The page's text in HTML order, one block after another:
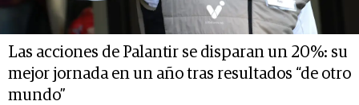
Las acciones de Palantir se disparan un 20%: su
mejor jornada en un año tras resultados “de otro
mundo”